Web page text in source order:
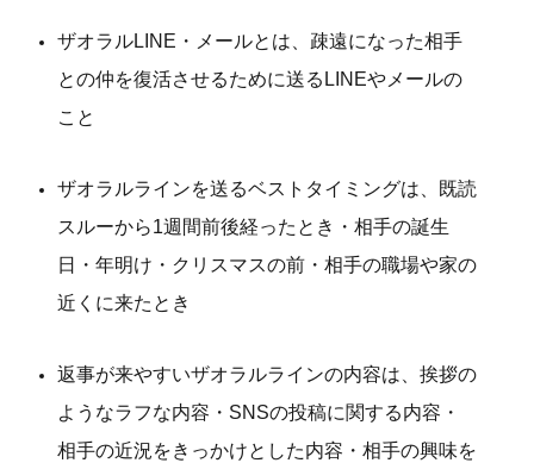
ザオラルLINE・メールとは、疎遠になった相手
との仲を復活させるために送るLINEやメールの
こと
ザオラルラインを送るベストタイミングは、既読
スルーから1週間前後経ったとき・相手の誕生
日・年明け・クリスマスの前・相手の職場や家の
近くに来たとき
返事が来やすいザオラルラインの内容は、挨拶の
ようなラフな内容・SNSの投稿に関する内容・
相手の近況をきっかけとした内容・相手の興味を